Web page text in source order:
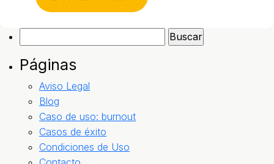
Páginas
Aviso Legal
Blog
Caso de uso: burnout
Casos de éxito
Condiciones de Uso